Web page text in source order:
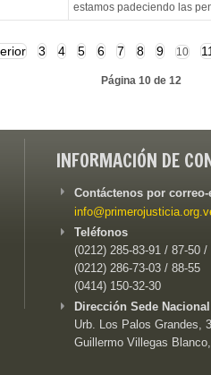
estamos padeciendo las
3 4 5 6 7 8 9 10
Página 10 de 12
INFORMACIÓN DE
Contáctenos por
Teléfonos
(0212) 285-83-91 / 87-50 /
(0212) 286-73-03 / 88-55
(0414) 150-32-30
Dirección Sede
Urb. Los Palos Grandes,
Guillermo Villegas